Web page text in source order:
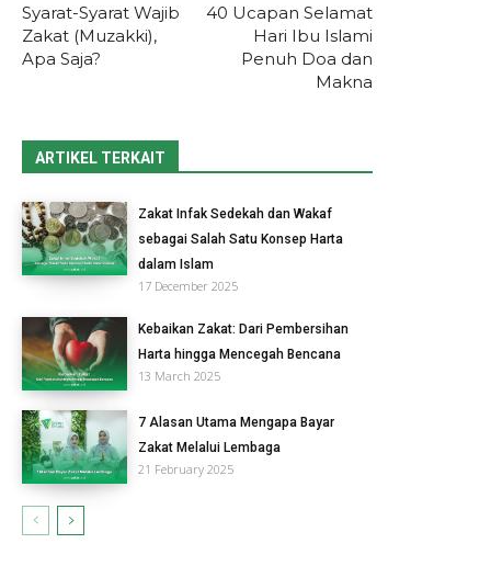
Syarat-Syarat Wajib
Zakat (Muzakki),
Apa Saja?
40 Ucapan Selamat
Hari Ibu Islami
Penuh Doa dan
Makna
ARTIKEL TERKAIT
Zakat Infak Sedekah dan Wakaf
sebagai Salah Satu Konsep Harta
dalam Islam
17 December 2025
Kebaikan Zakat: Dari Pembersihan
Harta hingga Mencegah Bencana
13 March 2025
7 Alasan Utama Mengapa Bayar
Zakat Melalui Lembaga
21 February 2025